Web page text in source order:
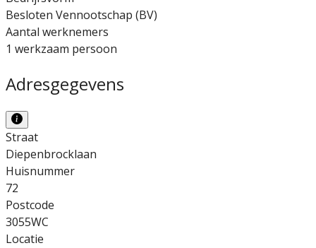
Besloten Vennootschap (BV)
Aantal werknemers
1 werkzaam persoon
Adresgegevens
Straat
Diepenbrocklaan
Huisnummer
72
Postcode
3055WC
Locatie